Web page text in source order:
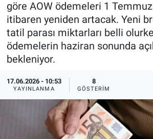
göre AOW ödemeleri 1
itibaren yeniden artacak. Yeni
tatil parası miktarları belli
ödemelerin haziran sonunda
bekleniyor.
17.06.2026 - 10:53
YAYINLANMA
8
GÖSTERIM
Tüm Haberler
İletişim
Künye
Süper Lig Puan Durumu ve
Tüm Manşetler
Son Dakika Haberleri
Haber Arşivi